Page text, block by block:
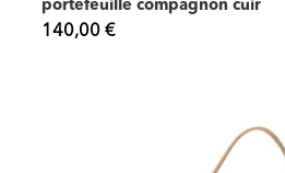
portefeuille compagnon cuir
140,00 €